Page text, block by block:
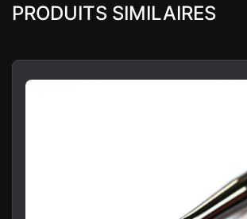
PRODUITS SIMILAIRES